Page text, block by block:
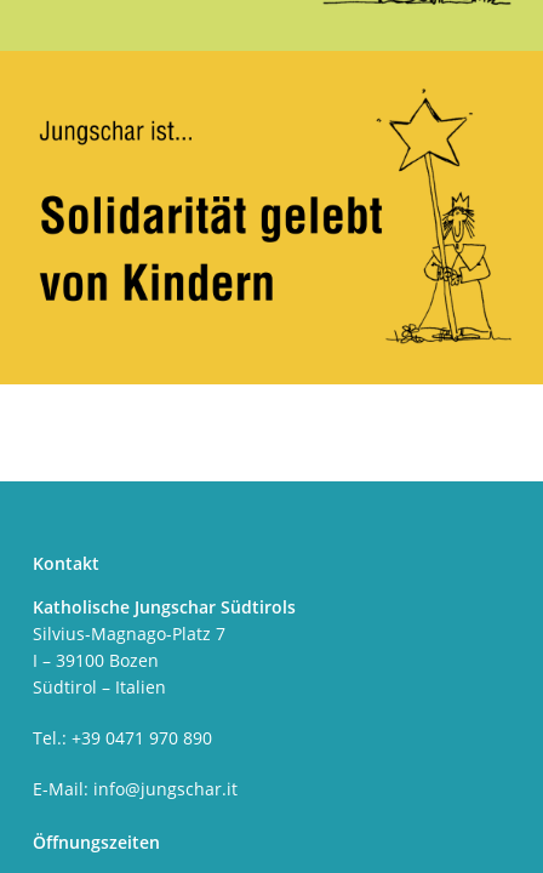
Kontakt
Katholische Jungschar Südtirols
Silvius-Magnago-Platz 7
I – 39100 Bozen
Südtirol – Italien
Tel.: +39 0471 970 890
E-Mail: info@jungschar.it
Öffnungszeiten